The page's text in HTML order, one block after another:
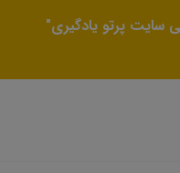
سایت پرتو یادگیری"